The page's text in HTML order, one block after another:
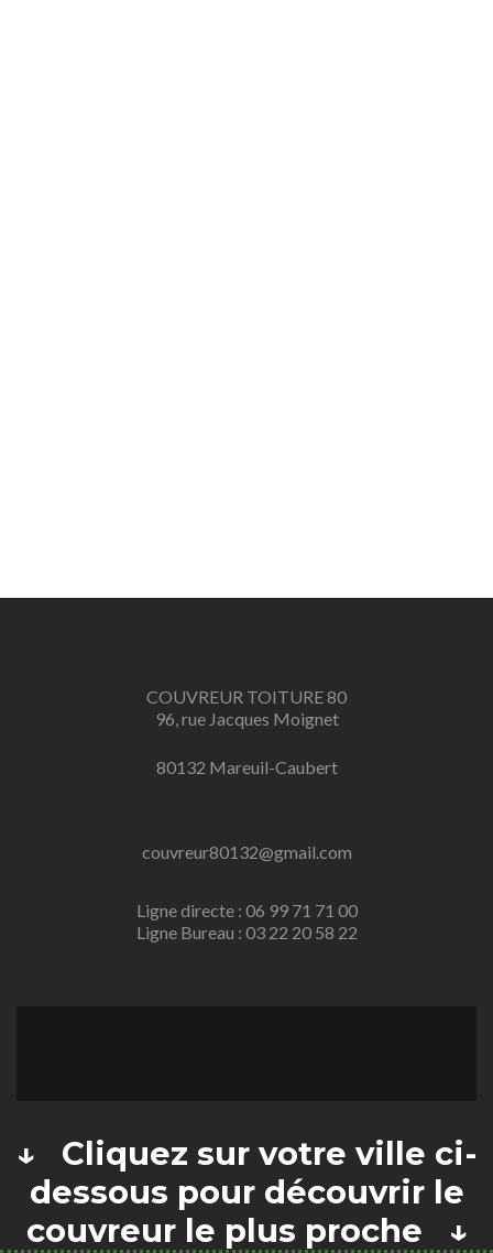
COUVREUR TOITURE 80
96, rue Jacques Moignet
80132 Mareuil-Caubert
couvreur80132@gmail.com
Ligne directe : 06 99 71 71 00
Ligne Bureau : 03 22 20 58 22
↓ Cliquez sur votre ville ci-
dessous pour découvrir le
couvreur le plus proche ↓